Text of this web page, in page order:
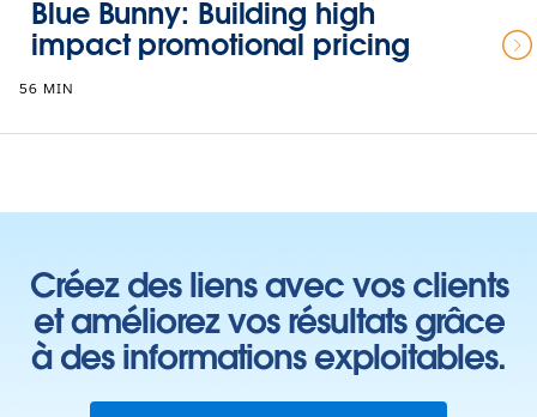
Blue Bunny: Building high
impact promotional pricing
56 MIN
Créez des liens avec vos clients
et améliorez vos résultats grâce
à des informations exploitables.